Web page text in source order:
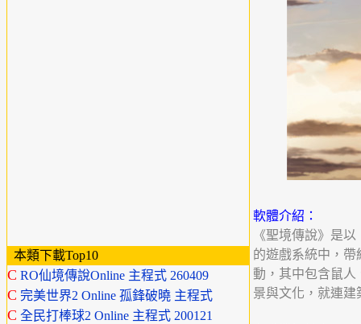
本類下載Top10
C RO仙境傳說Online 主程式 260409
C 完美世界2 Online 孤鋒破曉 主程式
C 全民打棒球2 Online 主程式 200121
軟體介紹：
《聖境傳說》是
的遊戲系統中，
動，其中包含鼠人
景與文化，就連